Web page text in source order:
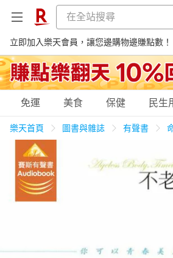
立即加入樂天會員，讓您邊購物邊賺點數！
購物網分類
天天免運 美食蛋糕 養生
免運 美食 保健 民生
樂天首頁 圖書與雜誌 有聲書